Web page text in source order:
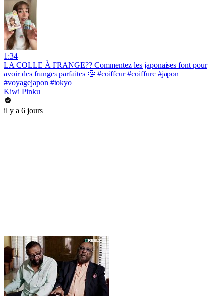
1:34
LA COLLE À FRANGE?? Commentez les japonaises font pour
avoir des franges parfaites 🤔 #coiffeur #coiffure #japon
#voyagejapon #tokyo
Kiwi Pinku
il y a 6 jours